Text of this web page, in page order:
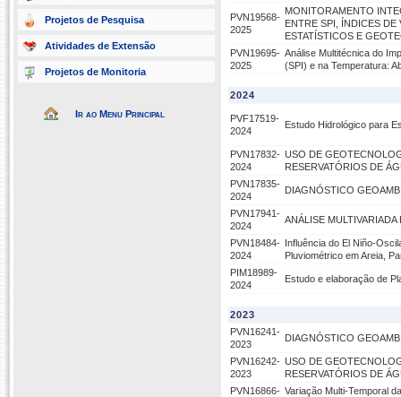
Projetos de Pesquisa
Atividades de Extensão
Projetos de Monitoria
Ir ao Menu Principal
PVN19568-
2025
MONITORAMENTO
ENTRE SPI, ÍNDICES
ESTATÍSTICOS E
PVN19695-
2025
Análise Multitécnica do
(SPI) e na Temperatura:
2024
PVF17519-
2024
Estudo Hidrológico para
PVN17832-
2024
USO DE
RESERVATÓRIOS DE
PVN17835-
2024
DIAGNÓSTICO
PVN17941-
2024
ANÁLISE
PVN18484-
2024
Influência do El Niño-
Pluviométrico em Areia,
PIM18989-
2024
Estudo e elaboração de
2023
PVN16241-
2023
DIAGNÓSTICO
PVN16242-
2023
USO DE
RESERVATÓRIOS DE
PVN16866- Variação Multi-Temporal